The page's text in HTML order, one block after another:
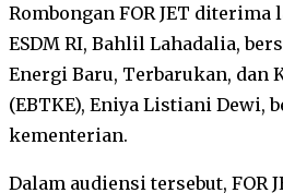
Rombongan FOR JET
ESDM RI, Bahlil Lahadalia,
Energi Baru, Terbarukan, dan
(EBTKE), Eniya Listiani Dewi,
kementerian.
Dalam audiensi tersebut, FOR